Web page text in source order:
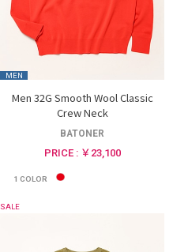
MEN
Men 32G Smooth Wool Classic
Crew Neck
BATONER
PRICE : ￥23,100
1 COLOR
SALE